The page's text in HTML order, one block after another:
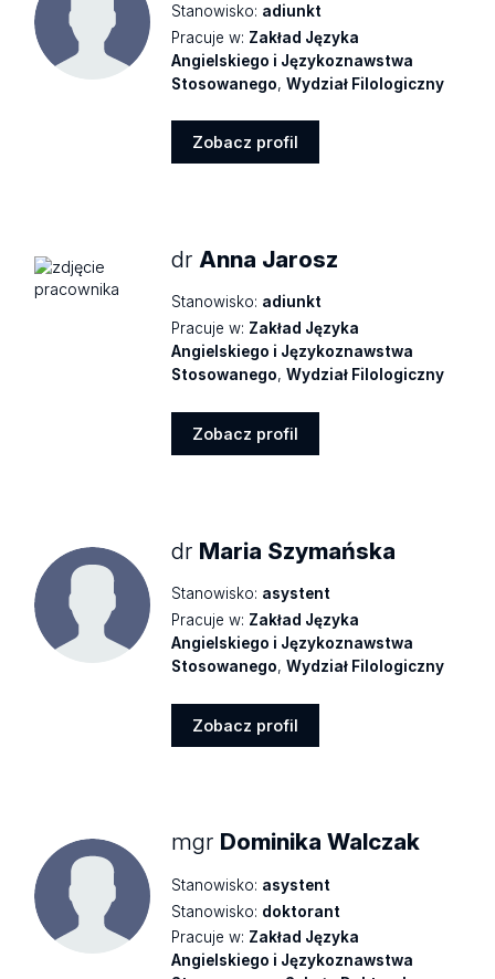
Stanowisko: adiunkt
Pracuje w: Zakład Języka
Angielskiego i Językoznawstwa
Stosowanego,Wydział Filologiczny
Zobacz profil
drAnna Jarosz
Stanowisko: adiunkt
Pracuje w: Zakład Języka
Angielskiego i Językoznawstwa
Stosowanego,Wydział Filologiczny
Zobacz profil
dr Maria Szymańska
Stanowisko: asystent
Pracuje w: Zakład Języka
Angielskiego i Językoznawstwa
Stosowanego,Wydział Filologiczny
Zobacz profil
mgr Dominika Walczak
Stanowisko: asystent
Stanowisko: doktorant
Pracuje w: Zakład Języka
Angielskiego i Językoznawstwa